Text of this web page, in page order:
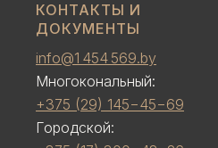
КОНТАКТЫ И
ДОКУМЕНТЫ
info@1 454 569.by
Многокональный:
+375 (29) 145−45−69
Городской: